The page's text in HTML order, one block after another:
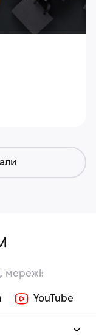
мережі:
YouTube